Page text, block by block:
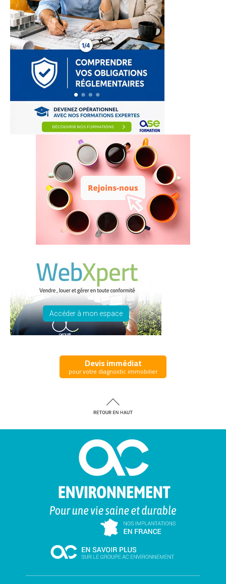
Accéder à mon espace
Devis immédiat
pour votre diagnostic immobilier